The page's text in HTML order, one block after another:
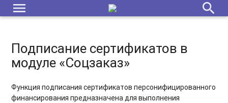
menu search
Подписание сертификатов в
модуле «Соцзаказ»
Функция подписания сертификатов персонифицированного
финансирования предназначена для выполнения